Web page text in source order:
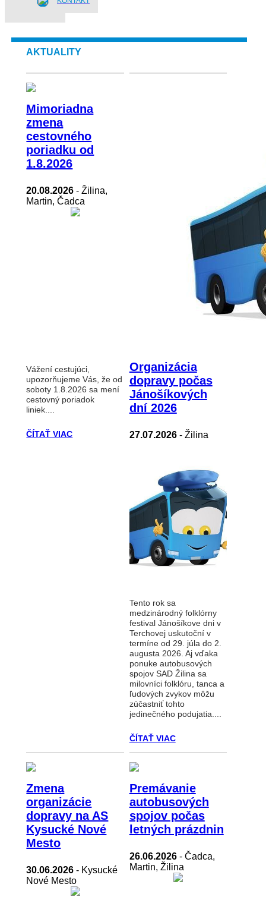
AKTUALITY
Mimoriadna
zmena
cestovného
poriadku od
1.8.2026
20.08.2026- Žilina,
Martin, Čadca
Vážení cestujúci,
upozorňujeme Vás, že od
soboty 1.8.2026 sa mení
cestovný poriadok
liniek....
ČÍTAŤ VIAC
Organizácia
dopravy počas
Jánošíkových
dní 2026
27.07.2026 - Žilina
Tento rok sa
medzinárodný folklórny
festival Jánošíkove dni v
Terchovej uskutoční v
termíne od 29. júla do 2.
augusta 2026. Aj vďaka
ponuke autobusových
spojov SAD Žilina sa
milovníci folklóru, tanca a
ľudových zvykov môžu
zúčastniť tohto
jedinečného podujatia....
ČÍTAŤ VIAC
Zmena
organizácie
dopravy na AS
Kysucké Nové
Mesto
30.06.2026- Kysucké
Nové Mesto
Premávanie
autobusových
spojov počas
letných prázdnin
26.06.2026 - Čadca,
Martin, Žilina